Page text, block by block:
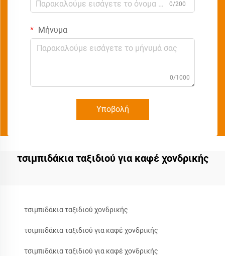
0/200
Μήνυμα
0/1000
Υποβολή
τσιμπιδάκια ταξιδιού για καφέ χονδρικής
τσιμπιδάκια ταξιδιού χονδρικής
τσιμπιδάκια ταξιδιού για καφέ χονδρικής
τσιμπιδάκια ταξιδιού για καφέ χονδρικής